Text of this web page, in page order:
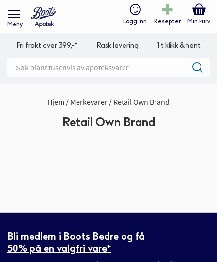
Meny Logg inn Resepter Min kurv
Fri frakt over 399,-* Rask levering 1 t klikk & hent
Hjem Merkevarer Retail Own Brand
Retail Own Brand
Bli medlem i Boots Bedre og få
50% på en valgfri vare*